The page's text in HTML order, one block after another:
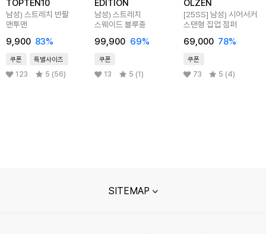
TOPTEN10
남성) 스트레치 반팔
맨투맨
9,900 83%
쿠폰 특별사이즈
123 5 (56)
EDITION
남성) 스트레치
스웨이드 블루종
99,900 69%
쿠폰
13 5 (1)
OLZEN
[25SS] 남성) 시어서커
스탠형 집업 점퍼
69,000 78%
쿠폰
73 5 (4)
SITEMAP